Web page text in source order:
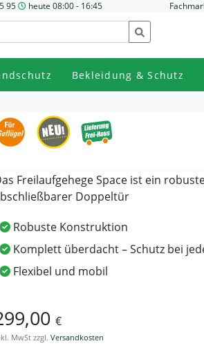
95 heute 08:00 - 16:45
Bekleidung & Schutz
Freilaufgehege Space ist ein
Doppeltür
Robuste Konstruktion
Komplett überdacht – Schutz bei
Flexibel und mobil
€
MwSt zzgl. Versandkosten